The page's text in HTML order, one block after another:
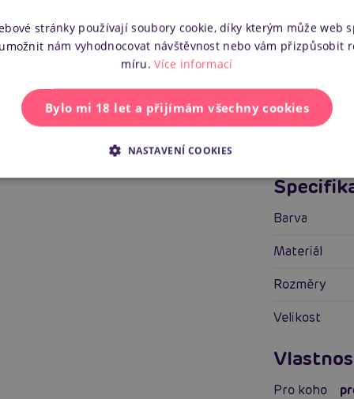
Barva
Materiál
Rozměry
Velikost
Pro koho
stránky používají soubory cookie, díky kterým může web
nám vyhodnocovat návštěvnost nebo vám přizpůsobit
míru. Více informací
Bylo mi 18 let a přijímám všechny cookies
NASTAVENÍ COOKIES